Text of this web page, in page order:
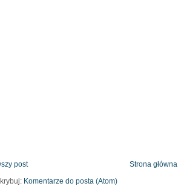
post
Strona główna
Komentarze do posta (Atom)